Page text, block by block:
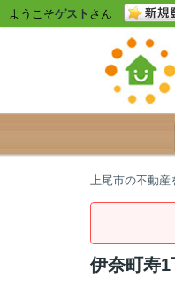
ようこそゲスト さん
上尾市の不動産
伊奈町寿